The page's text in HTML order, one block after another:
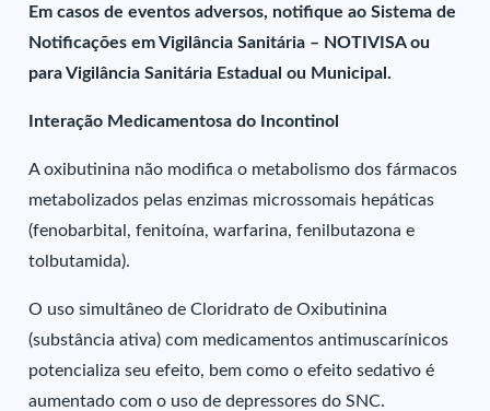
Em casos de eventos adversos, notifique ao Sistema de
Notificações em Vigilância Sanitária – NOTIVISA ou
para Vigilância Sanitária Estadual ou Municipal.
Interação Medicamentosa do Incontinol
A oxibutinina não modifica o metabolismo dos fármacos
metabolizados pelas enzimas microssomais hepáticas
(fenobarbital, fenitoína, warfarina, fenilbutazona e
tolbutamida).
O uso simultâneo de Cloridrato de Oxibutinina
(substância ativa) com medicamentos antimuscarínicos
potencializa seu efeito, bem como o efeito sedativo é
aumentado com o uso de depressores do SNC.